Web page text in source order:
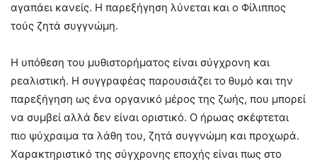
αγαπάει κανείς. Η παρεξήγηση λύνεται και ο Φίλιππος
τούς ζητά συγγνώμη.
Η υπόθεση του μυθιστορήματος είναι σύγχρονη και
ρεαλιστική. Η συγγραφέας παρουσιάζει το θυμό και την
παρεξήγηση ως ένα οργανικό μέρος της ζωής, που μπορεί
να συμβεί αλλά δεν είναι οριστικό. Ο ήρωας σκέφτεται
πιο ψύχραιμα τα λάθη του, ζητά συγγνώμη και προχωρά.
Χαρακτηριστικό της σύγχρονης εποχής είναι πως στο